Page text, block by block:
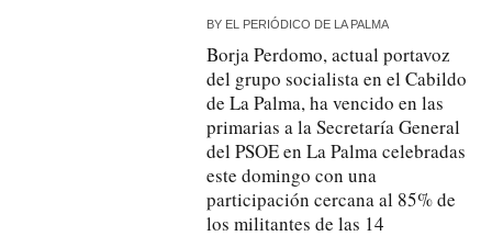
BY EL PERIÓDICO DE LA PALMA
Borja Perdomo, actual portavoz
del grupo socialista en el Cabildo
de La Palma, ha vencido en las
primarias a la Secretaría General
del PSOE en La Palma celebradas
este domingo con una
participación cercana al 85% de
los militantes de las 14